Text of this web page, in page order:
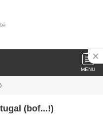
MENU
(bof...!)